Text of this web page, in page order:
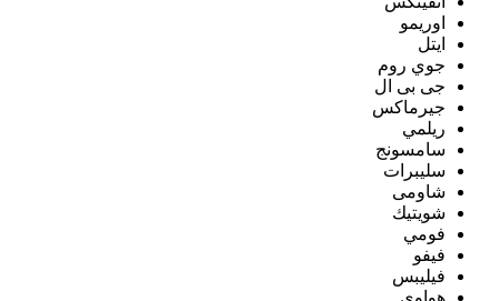
اوريمو
ايتل
جوي روم
جى بى ال
جيرماكس
ريلمي
سامسونج
سليبرات
شاومى
شويتيك
فومي
فيفو
فيليبس